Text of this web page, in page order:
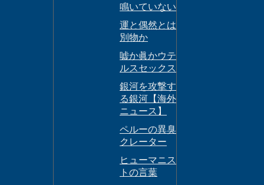
鳴いていない
運と偶然とは
別物か
嘘か眞かウテ
ルスセックス
銀河を攻撃す
る銀河【海外
ニュース】
ペルーの異臭
クレーター
ヒューマニス
トの言葉